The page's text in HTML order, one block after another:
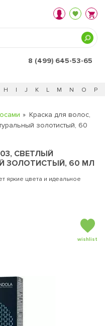
8 (499) 645-53-65
H I J K L M N O P
Краска для волос,
золотистый, 60
СВЕТЛЫЙ
ЗОЛОТИСТЫЙ, 60 МЛ
яркие цвета и идеальное
wishlist